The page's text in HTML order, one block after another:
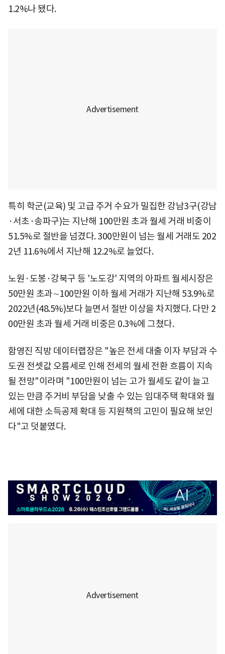
1.2%나 됐다.
특히 학군(교육) 및 고급 주거 수요가 밀집한 강남3구(강남
·서초·송파구)는 지난해 100만원 초과 월세 거래 비중이
51.5%로 절반을 넘겼다. 300만원이 넘는 월세 거래도 202
2년 11.6%에서 지난해 12.2%로 늘었다.
노원·도봉·강북구 등 '노도강' 지역의 아파트 월세시장은
50만원 초과∼100만원 이하 월세 거래가 지난해 53.9%로
2022년(48.5%)보다 늘면서 절반 이상을 차지했다. 다만 2
00만원 초과 월세 거래 비중은 0.3%에 그쳤다.
함영진 직방 데이터랩장은 "높은 전세 대출 이자 부담과 수
도권 전셋값 오름세로 인해 전세의 월세 전환 흐름이 지속
될 전망"이라며 "100만원이 넘는 고가 월세도 같이 늘고
있는 만큼 주거비 부담을 낮출 수 있는 임대주택 확대와 월
세에 대한 소득공제 확대 등 지원책의 고민이 필요해 보인
다"고 덧붙였다.